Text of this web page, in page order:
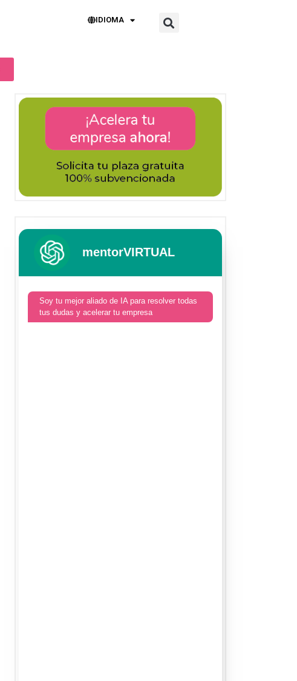
IDIOMA
mentorVIRTUAL
Soy tu mejor aliado de IA para resolver todas
tus dudas y acelerar tu empresa